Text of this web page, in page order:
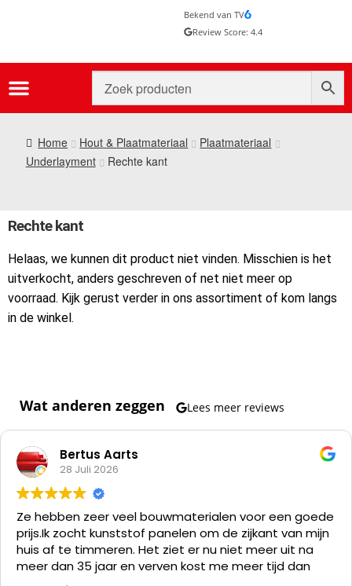
Bekend van TV
Review Score: 4.4
Home Hout & Plaatmateriaal
Plaatmateriaal
Underlayment
Rechte kant
Rechte kant
Helaas, we kunnen dit product niet vinden. Misschien is het
uitverkocht, anders geschreven of net niet meer op
voorraad. Kijk gerust verder in ons assortiment of kom langs
in de winkel.
Wat anderen zeggen Lees meer reviews
Bertus Aarts
28 Juli 2026
Ze hebben zeer veel bouwmaterialen voor een goede
prijs.Ik zocht kunststof panelen om de zijkant van mijn
huis af te timmeren. Het ziet er nu niet meer uit na
meer dan 35 jaar en verven kost me meer tijd dan
alles er af slopen en die kunststof panelen er op